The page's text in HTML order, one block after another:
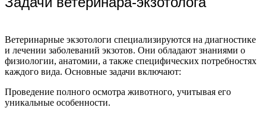
Ветеринарные экзотологи специализируются на диагностике
и лечении заболеваний экзотов. Они обладают знаниями о
физиологии, анатомии, а также специфических потребностях
каждого вида. Основные задачи включают:
Проведение полного осмотра животного, учитывая его
уникальные особенности.